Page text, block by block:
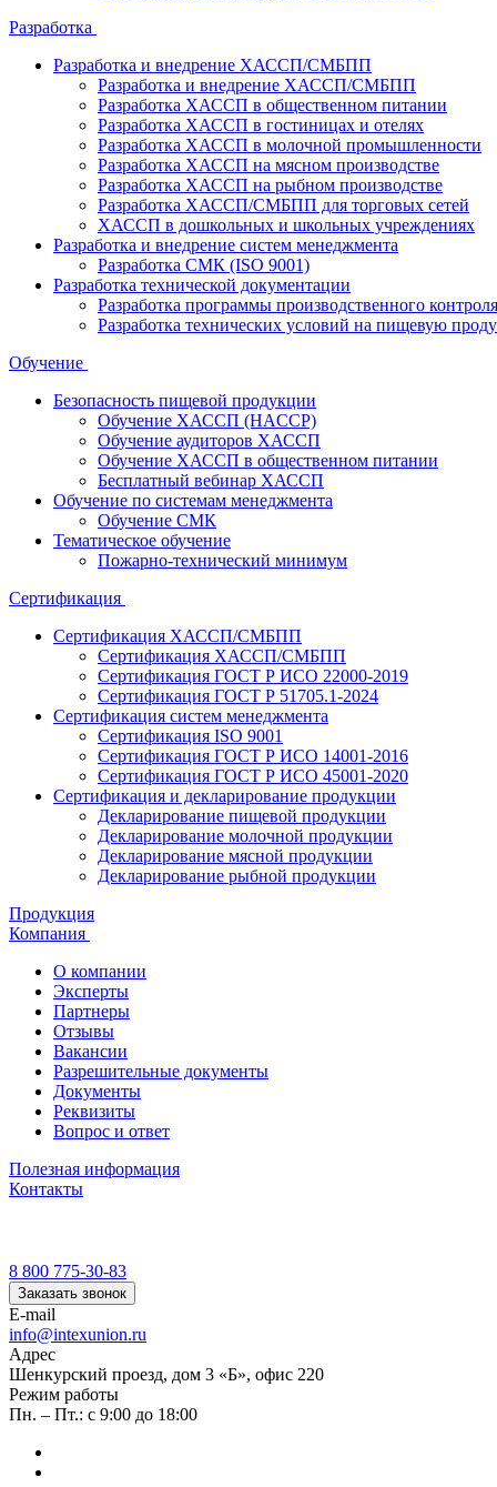
Разработка
Разработка и внедрение ХАССП/СМБПП
Разработка и внедрение ХАССП/СМБПП
Разработка ХАССП в общественном питании
Разработка ХАССП в гостиницах и отелях
Разработка ХАССП в молочной промышленности
Разработка ХАССП на мясном производстве
Разработка ХАССП на рыбном производстве
Разработка ХАССП/СМБПП для торговых сетей
ХАССП в дошкольных и школьных учреждениях
Разработка и внедрение систем менеджмента
Разработка СМК (ISO 9001)
Разработка технической документации
Разработка программы производственного
Разработка технических условий на пищевую
Обучение
Безопасность пищевой продукции
Обучение ХАССП (HACCP)
Обучение аудиторов ХАССП
Обучение ХАССП в общественном питании
Бесплатный вебинар ХАССП
Обучение по системам менеджмента
Обучение СМК
Тематическое обучение
Пожарно-технический минимум
Сертификация
Сертификация ХАССП/СМБПП
Сертификация ХАССП/СМБПП
Сертификация ГОСТ Р ИСО 22000-2019
Сертификация ГОСТ Р 51705.1-2024
Сертификация систем менеджмента
Сертификация ISO 9001
Сертификация ГОСТ Р ИСО 14001-2016
Сертификация ГОСТ Р ИСО 45001-2020
Сертификация и декларирование продукции
Декларирование пищевой продукции
Декларирование молочной продукции
Декларирование мясной продукции
Декларирование рыбной продукции
Продукция
Компания
О компании
Эксперты
Партнеры
Отзывы
Вакансии
Разрешительные документы
Документы
Реквизиты
Вопрос и ответ
Полезная информация
Контакты
8 800 775-30-83
Заказать звонок
E-mail
info@intexunion.ru
Адрес
Шенкурский проезд, дом 3 «Б», офис 220
Режим работы
Пн. – Пт.: с 9:00 до 18:00